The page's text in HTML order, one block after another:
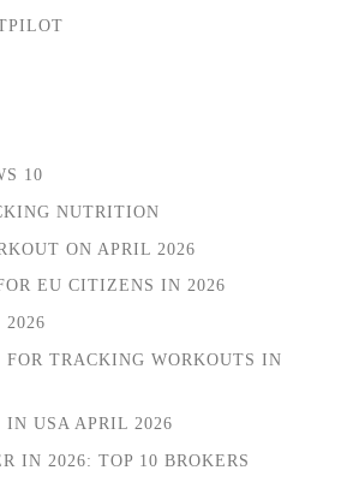
10
NUTRITION
ON APRIL 2026
EU CITIZENS IN 2026
2026
FOR TRACKING WORKOUTS IN
IN USA APRIL 2026
IN 2026: TOP 10 BROKERS